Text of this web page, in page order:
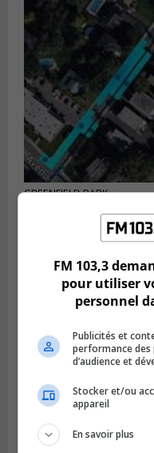
GREENFIELD PARK
Greenfield Park
FM 103,3
pour utiliser
personnel
Publicités et
performance des
d’audience et
Stocker et/ou
appareil
En savoir plus